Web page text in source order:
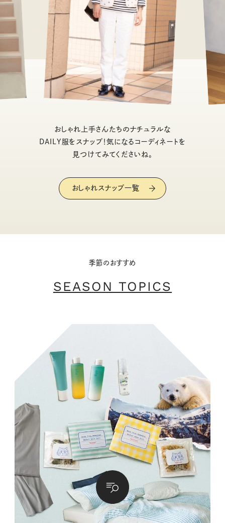
おしゃれ上手さんたちのナチュラルな
DAILY服をスナップ！気になるコーディネートを
見つけてみてくださいね。
おしゃれスナップ一覧
季節のおすすめ
SEASON TOPICS